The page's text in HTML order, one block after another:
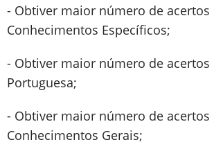
- Obtiver maior número de acertos
Conhecimentos Específicos;
- Obtiver maior número de acertos
Portuguesa;
- Obtiver maior número de acertos
Conhecimentos Gerais;